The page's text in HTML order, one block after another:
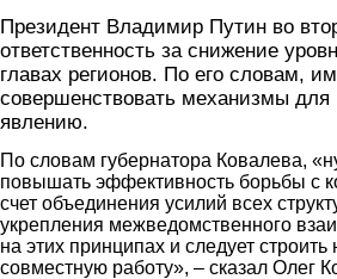
Президент Владимир Путин во
ответственность за снижение
главах регионов. По его словам,
совершенствовать механизмы для
явлению.
По словам губернатора Ковалева,
повышать эффективность борьбы с
счет объединения усилий всех
укрепления межведомственного
на этих принципах и следует
совместную работу», – сказал Олег